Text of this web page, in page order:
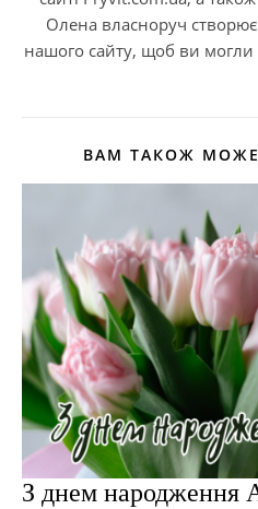
Олена власноруч створює
нашого сайту, щоб ви могли
ВАМ ТАКОЖ
З днем народження